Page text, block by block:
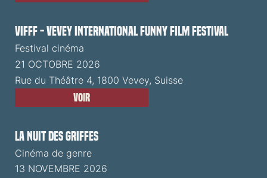
VIFFF - Vevey International Funny Film Festival
Festival cinéma
21 OCTOBRE 2026
Rue du Théâtre 4, 1800 Vevey, Suisse
Voir
La Nuit des Griffes
Cinéma de genre
13 NOVEMBRE 2026